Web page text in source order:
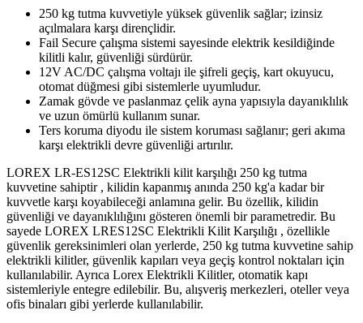
250 kg tutma kuvvetiyle yüksek güvenlik sağlar; izinsiz
açılmalara karşı dirençlidir.
Fail Secure çalışma sistemi sayesinde elektrik kesildiğinde
kilitli kalır, güvenliği sürdürür.
12V AC/DC çalışma voltajı ile şifreli geçiş, kart okuyucu,
otomat düğmesi gibi sistemlerle uyumludur.
Zamak gövde ve paslanmaz çelik ayna yapısıyla dayanıklılık
ve uzun ömürlü kullanım sunar.
Ters koruma diyodu ile sistem koruması sağlanır; geri akıma
karşı elektrikli devre güvenliği artırılır.
LOREX LR-ES12SC Elektrikli kilit karşılığı 250 kg tutma
kuvvetine sahiptir , kilidin kapanmış anında 250 kg'a kadar bir
kuvvetle karşı koyabileceği anlamına gelir. Bu özellik, kilidin
güvenliği ve dayanıklılığını gösteren önemli bir parametredir. Bu
sayede LOREX LRES12SC Elektrikli Kilit Karşılığı , özellikle
güvenlik gereksinimleri olan yerlerde, 250 kg tutma kuvvetine sahip
elektrikli kilitler, güvenlik kapıları veya geçiş kontrol noktaları için
kullanılabilir. Ayrıca Lorex Elektrikli Kilitler, otomatik kapı
sistemleriyle entegre edilebilir. Bu, alışveriş merkezleri, oteller veya
ofis binaları gibi yerlerde kullanılabilir.